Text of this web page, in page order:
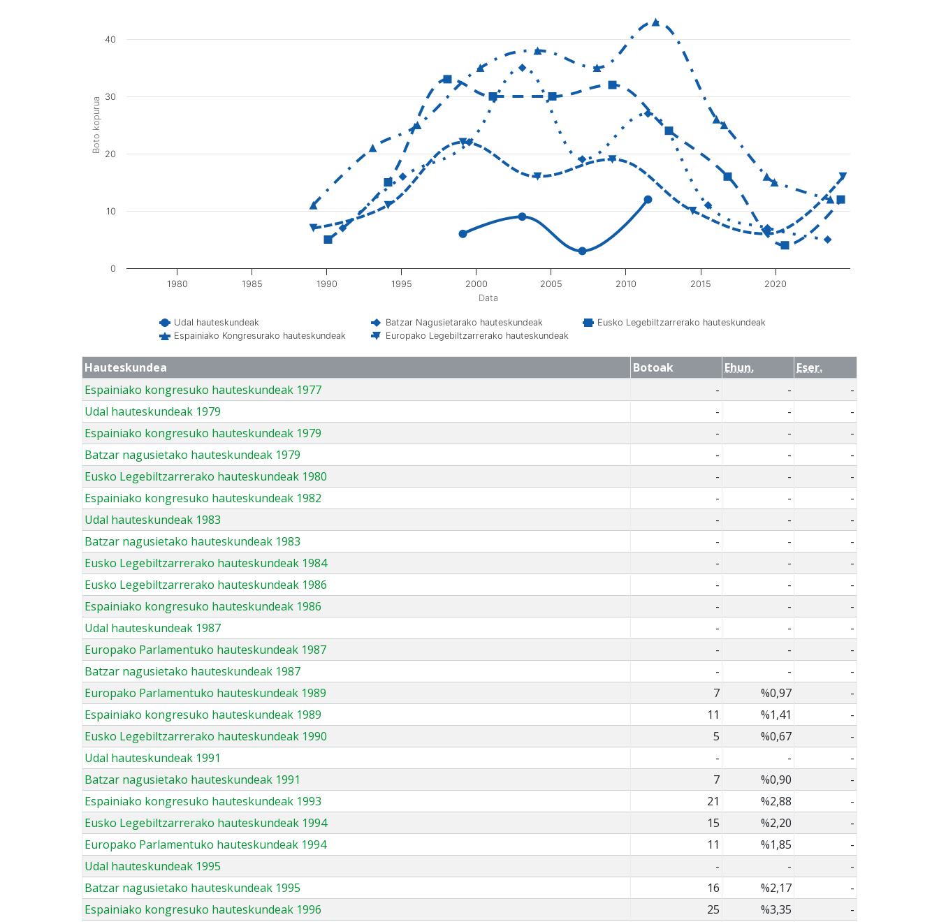
Data
Boto kopurua
Udal hauteskundeak Batzar Nagusietarako hauteskundeak
Eusko Legebiltzarrerako hauteskundeak
Espainiako Kongresurako hauteskundeak
Europako Legebiltzarrerako hauteskundeak
1980 1985 1990 1995 2000 2005 2010 2015 2020
0
10
20
30
40
Hauteskundea Botoak Ehun.
Eser.
Espainiako kongresuko hauteskundeak 1977
- -
-
Udal hauteskundeak 1979
- -
-
Espainiako kongresuko hauteskundeak 1979
- -
-
Batzar nagusietako hauteskundeak 1979
- -
-
Eusko Legebiltzarrerako hauteskundeak 1980
- -
-
Espainiako kongresuko hauteskundeak 1982
- -
-
Udal hauteskundeak 1983
- -
-
Batzar nagusietako hauteskundeak 1983
- -
-
Eusko Legebiltzarrerako hauteskundeak 1984
- -
-
Eusko Legebiltzarrerako hauteskundeak 1986
- -
-
Espainiako kongresuko hauteskundeak 1986
- -
-
Udal hauteskundeak 1987
- -
-
Europako Parlamentuko hauteskundeak 1987
- -
-
Batzar nagusietako hauteskundeak 1987
- -
-
Europako Parlamentuko hauteskundeak 1989
7 %0,97
-
Espainiako kongresuko hauteskundeak 1989
11 %1,41
-
Eusko Legebiltzarrerako hauteskundeak 1990
5 %0,67
-
Udal hauteskundeak 1991
- -
-
Batzar nagusietako hauteskundeak 1991
7 %0,90
-
Espainiako kongresuko hauteskundeak 1993
21 %2,88
-
Eusko Legebiltzarrerako hauteskundeak 1994
15 %2,20
-
Europako Parlamentuko hauteskundeak 1994
11 %1,85
-
Udal hauteskundeak 1995
- -
-
Batzar nagusietako hauteskundeak 1995
16 %2,17
-
Espainiako kongresuko hauteskundeak 1996
25 %3,35
-